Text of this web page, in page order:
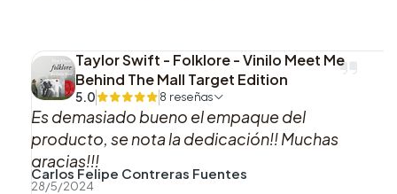
Taylor Swift - Folklore - Vinilo Meet Me
Behind The Mall Target Edition
5.0 8 reseñas
Es demasiado bueno el empaque del
producto, se nota la dedicación!! Muchas
gracias!!!
Carlos Felipe Contreras Fuentes
28/5/2024